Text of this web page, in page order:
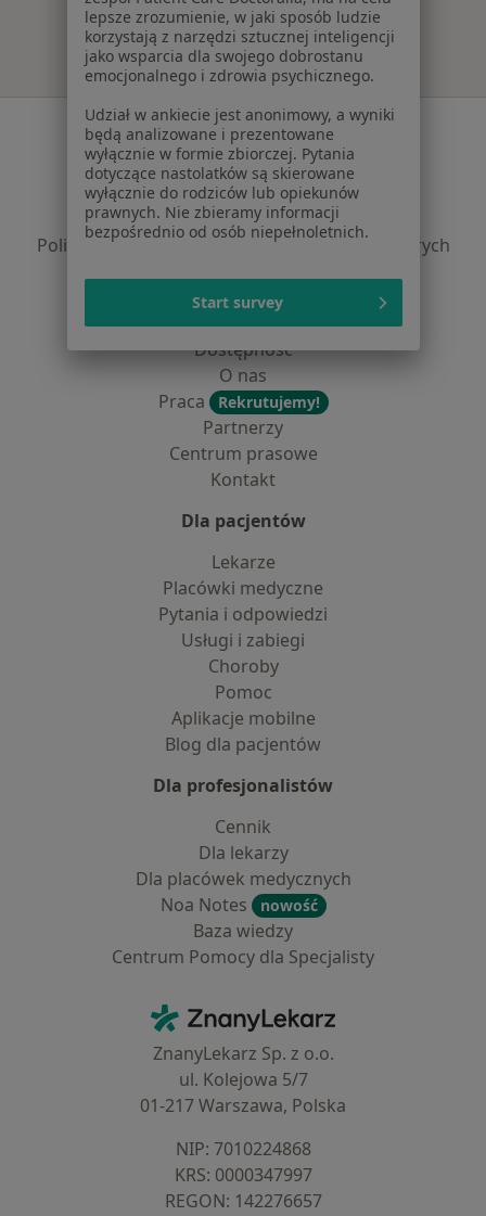
Serwis
Regulamin
Polityka prywatności pacjentów
Polityka prywatności profesjonalistów
Polityka prywatności dla profesjonalistów, których
Polityka cookies
Jak działają wyniki wyszukiwania
Dostępność
O nas
Praca
Rekrutujemy!
Partnerzy
Centrum prasowe
Kontakt
Dla pacjentów
Lekarze
Placówki medyczne
Pytania i odpowiedzi
Usługi i zabiegi
Choroby
Pomoc
Aplikacje mobilne
Blog dla pacjentów
Dla profesjonalistów
Cennik
Dla lekarzy
Dla placówek medycznych
Noa Notes
nowość
Baza wiedzy
Centrum Pomocy dla Specjalisty
ZnanyLekarz - Strona główna
ZnanyLekarz Sp. z o.o.
ul. Kolejowa 5/7
01-217 Warszawa, Polska
NIP: ⁠7010224868
KRS: ⁠0000347997
REGON: ⁠142276657
lepsze zrozumienie, w jaki sposób ludzie
korzystają z narzędzi sztucznej inteligencji
jako wsparcia dla swojego dobrostanu
emocjonalnego i zdrowia psychicznego.
Udział w ankiecie jest anonimowy, a wyniki
będą analizowane i prezentowane
wyłącznie w formie zbiorczej. Pytania
dotyczące nastolatków są skierowane
wyłącznie do rodziców lub opiekunów
prawnych. Nie zbieramy informacji
bezpośrednio od osób niepełnoletnich.
Start survey